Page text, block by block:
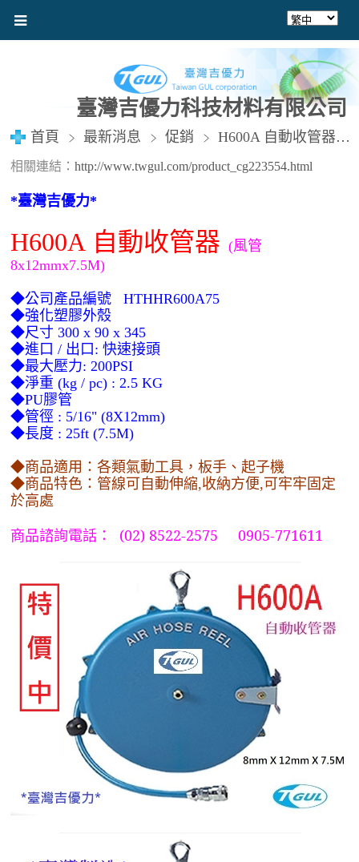
臺灣吉優力科技材料有限公司
首頁 最新消息 促銷 H600A 自動收管器 (風管8x12mmx7.5M)
相關連結： http://www.twgul.com/product_cg223554.html
*臺灣吉優力*
H600A 自動收管器 (風管
8x12mmx7.5M)
◆公司產品編號 HTHHR600A75
◆強化塑膠外殼
◆尺寸 300 x 90 x 345
◆進口 / 出口: 快速接頭
◆最大壓力: 200PSI
◆淨重 (kg / pc) : 2.5 KG
◆PU膠管
◆管徑 : 5/16" (8X12mm)
◆長度 : 25ft (7.5M)
◆商品適用：各類氣動工具，板手、起子機
◆商品特色：管線可自動伸縮,收納方便,可牢牢固定
於高處
商品諮詢電話： (02) 8522-2575 0905-771611